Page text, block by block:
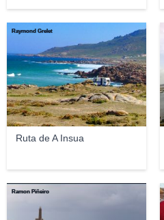
Ruta de A Insua
Raymond Grelet
Ramon Piñeiro